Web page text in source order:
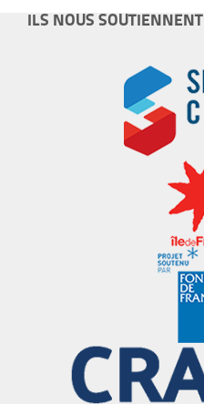
ILS NOUS SOUTIENNENT